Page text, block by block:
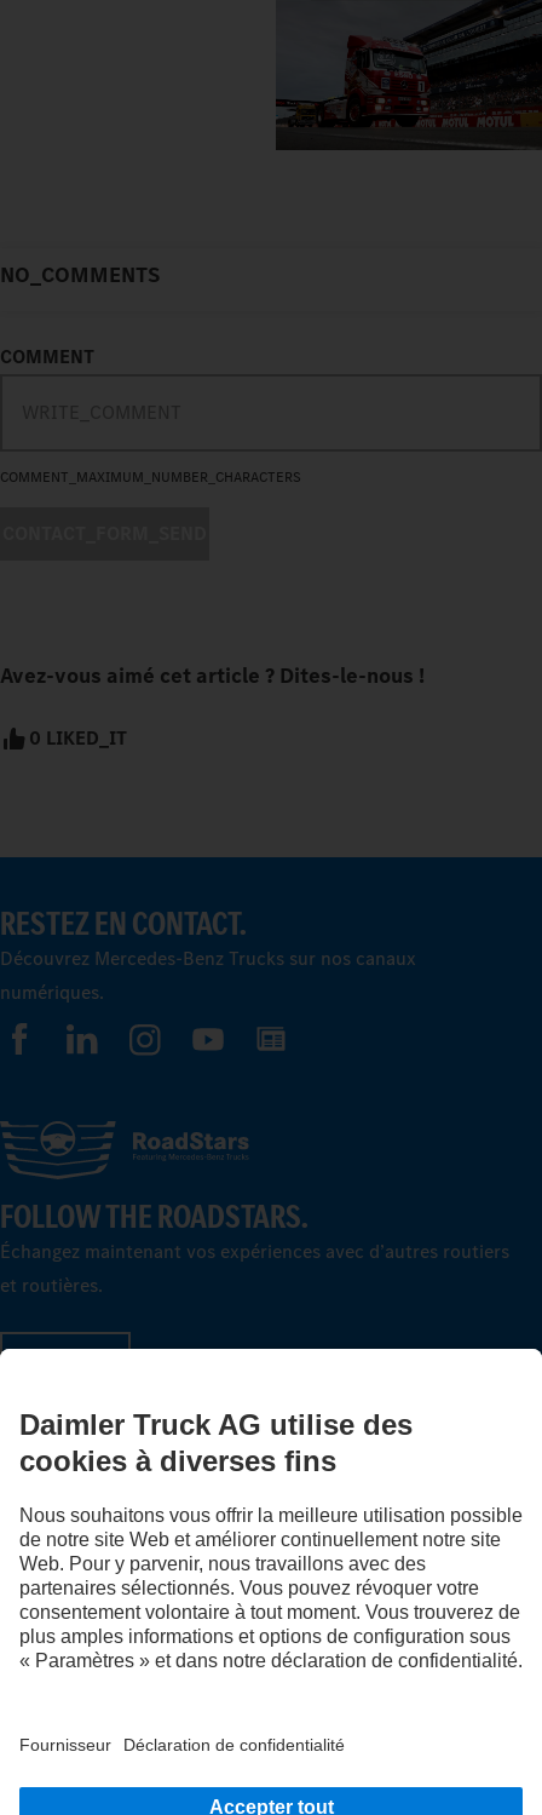
NO_COMMENTS
COMMENT
COMMENT_MAXIMUM_NUMBER_CHARACTERS
Avez-vous aimé cet article ? Dites-le-nous !
0 LIKED_IT
RESTEZ EN CONTACT.
Découvrez Mercedes-Benz Trucks sur nos canaux
numériques.
FOLLOW THE ROADSTARS.
Échangez maintenant vos expériences avec d’autres routiers
et routières.
Montez à bord
FR
Fournisseur
Politique de confidentialité
EU Data Act
Politique de confidentialité Assistance en cas de panne